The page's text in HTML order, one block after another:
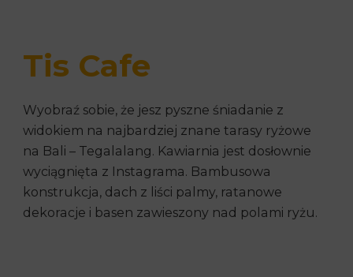
Tis Cafe
Wyobraź sobie, że jesz pyszne śniadanie z
widokiem na najbardziej znane tarasy ryżowe
na Bali – Tegalalang. Kawiarnia jest dosłownie
wyciągnięta z Instagrama. Bambusowa
konstrukcja, dach z liści palmy, ratanowe
dekoracje i basen zawieszony nad polami ryżu.